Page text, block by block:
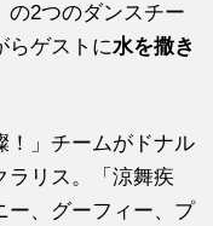
の2つのダンスチー
らゲストに水を撒き
！」チームがドナル
ラリス。「涼舞疾
ー、グーフィー、プ